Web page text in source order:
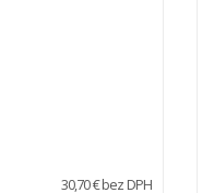
30,70 € bez DPH